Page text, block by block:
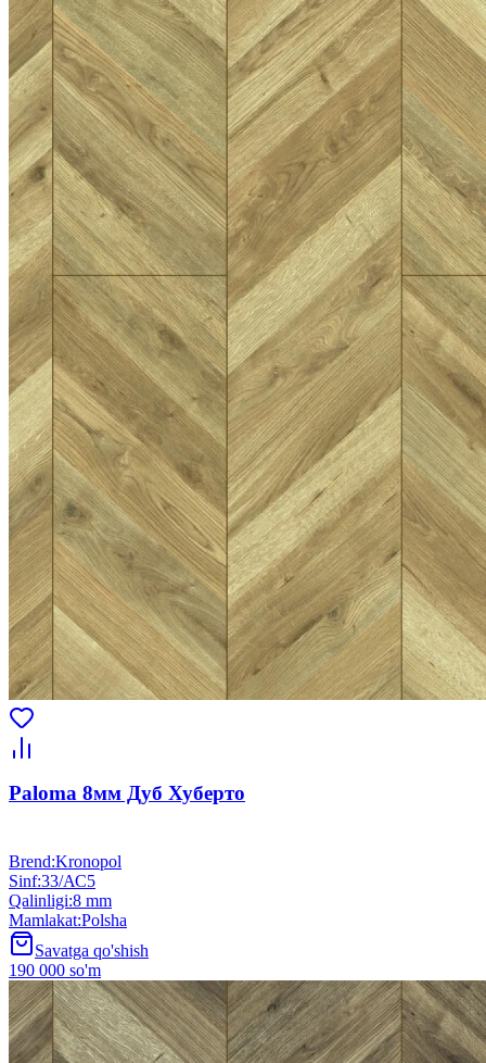
Paloma 8мм Дуб Хуберто
Brend:Kronopol
Sinf:33/АС5
Qalinligi:8 mm
Mamlakat:Polsha
Savatga qo'shish
190 000 so'm